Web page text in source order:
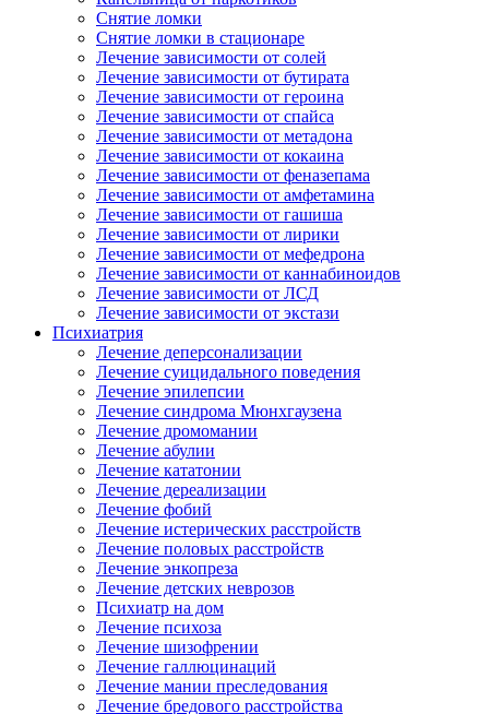
Снятие ломки
Снятие ломки в стационаре
Лечение зависимости от солей
Лечение зависимости от бутирата
Лечение зависимости от героина
Лечение зависимости от спайса
Лечение зависимости от метадона
Лечение зависимости от кокаина
Лечение зависимости от феназепама
Лечение зависимости от амфетамина
Лечение зависимости от гашиша
Лечение зависимости от лирики
Лечение зависимости от мефедрона
Лечение зависимости от каннабиноидов
Лечение зависимости от ЛСД
Лечение зависимости от экстази
Психиатрия
Лечение деперсонализации
Лечение суицидального поведения
Лечение эпилепсии
Лечение синдрома Мюнхгаузена
Лечение дромомании
Лечение абулии
Лечение кататонии
Лечение дереализации
Лечение фобий
Лечение истерических расстройств
Лечение половых расстройств
Лечение энкопреза
Лечение детских неврозов
Психиатр на дом
Лечение психоза
Лечение шизофрении
Лечение галлюцинаций
Лечение мании преследования
Лечение бредового расстройства